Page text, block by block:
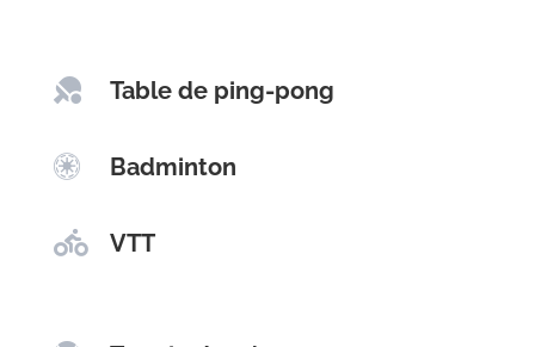
 Table de ping-pong
 Badminton
 VTT